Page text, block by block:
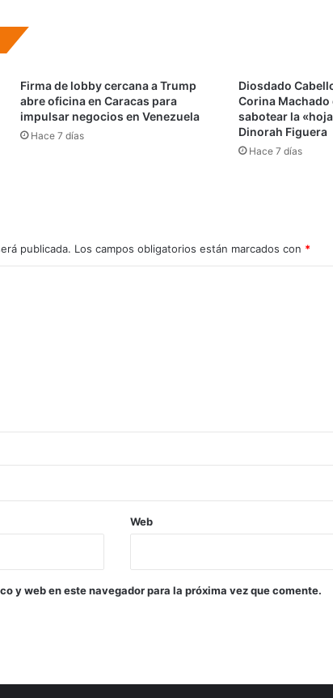
Firma de lobby cercana a Trump
abre oficina en Caracas para
impulsar negocios en Venezuela
Hace 7 días
Diosdado
Corina
sabotear la
Dinorah Figuera
Hace 7 días
publicada. Los campos obligatorios están marcados con *
Web
y web en este navegador para la próxima vez que comente.